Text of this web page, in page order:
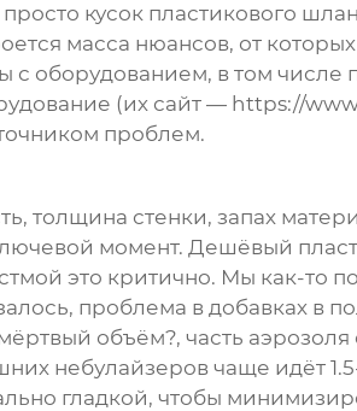
кусок пластикового
масса нюансов, от
с оборудованием, в том числе
(их сайт — https://
проблем.
толщина стенки, запах
момент. Дешёвый
это критично. Мы как-то
проблема в добавках в
объём?, часть аэрозоля
небулайзеров чаще идёт
гладкой, чтобы